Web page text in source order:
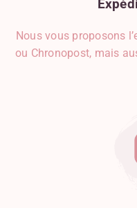
Nous vous proposons
ou Chronopost, mais